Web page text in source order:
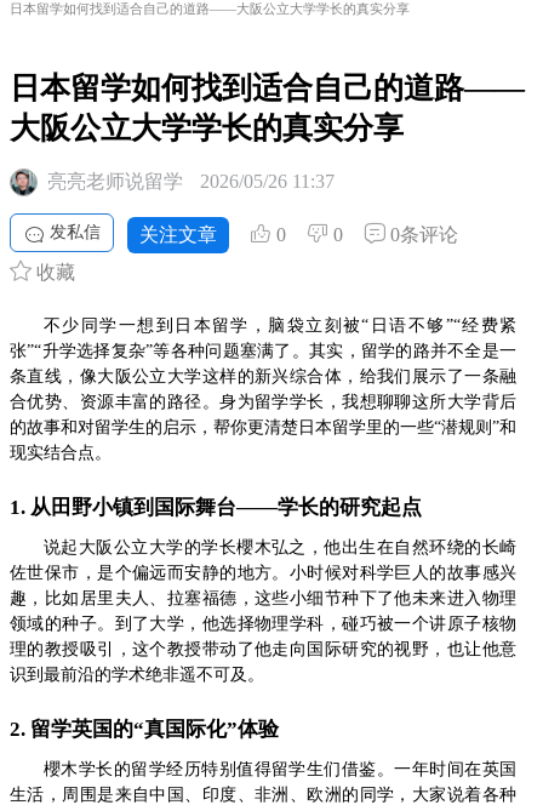
日本留学如何找到适合自己的道路——大阪公立大学学长的真实分享
日本留学如何找到适合自己的道路——
大阪公立大学学长的真实分享
亮亮老师说留学 2026/05/26 11:37
发私信 关注文章 0 0
0条评论
收藏
不少同学一想到日本留学，脑袋立刻被“日语不够”“经费紧
张”“升学选择复杂”等各种问题塞满了。其实，留学的路并不全是一
条直线，像大阪公立大学这样的新兴综合体，给我们展示了一条融
合优势、资源丰富的路径。身为留学学长，我想聊聊这所大学背后
的故事和对留学生的启示，帮你更清楚日本留学里的一些“潜规则”和
现实结合点。
1. 从田野小镇到国际舞台——学长的研究起点
说起大阪公立大学的学长櫻木弘之，他出生在自然环绕的长崎
佐世保市，是个偏远而安静的地方。小时候对科学巨人的故事感兴
趣，比如居里夫人、拉塞福德，这些小细节种下了他未来进入物理
领域的种子。到了大学，他选择物理学科，碰巧被一个讲原子核物
理的教授吸引，这个教授带动了他走向国际研究的视野，也让他意
识到最前沿的学术绝非遥不可及。
2. 留学英国的“真国际化”体验
櫻木学长的留学经历特别值得留学生们借鉴。一年时间在英国
生活，周围是来自中国、印度、非洲、欧洲的同学，大家说着各种